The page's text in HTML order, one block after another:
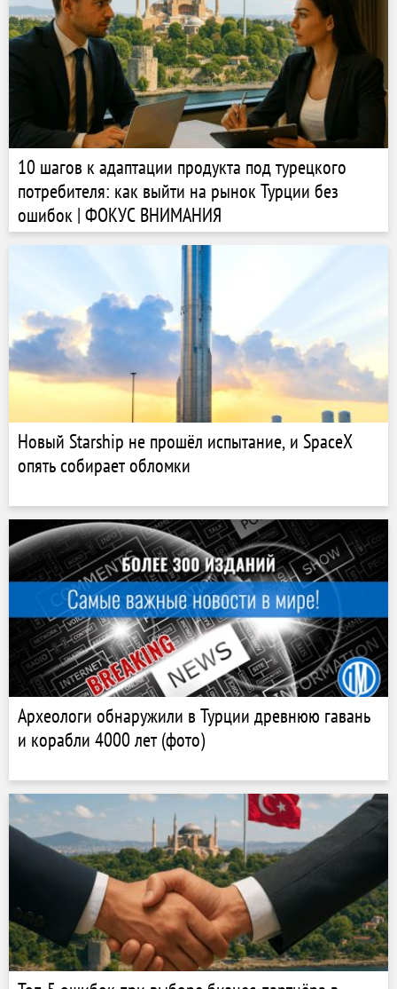
10 шагов к адаптации продукта под турецкого
потребителя: как выйти на рынок Турции без
ошибок | ФОКУС ВНИМАНИЯ
Новый Starship не прошёл испытание, и SpaceX
опять собирает обломки
Археологи обнаружили в Турции древнюю гавань
и корабли 4000 лет (фото)